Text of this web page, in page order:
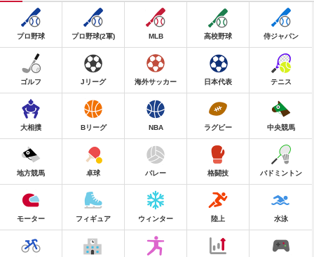
プロ野球 プロ野球(2軍) MLB 高校野球 侍ジャパン
ゴルフ Jリーグ 海外サッカー 日本代表 テニス
大相撲 Bリーグ NBA ラグビー 中央競馬
地方競馬 卓球 バレー 格闘技 バドミントン
モーター フィギュア ウィンター 陸上 水泳